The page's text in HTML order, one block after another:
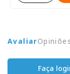
AvaliarOpiniões
Faça